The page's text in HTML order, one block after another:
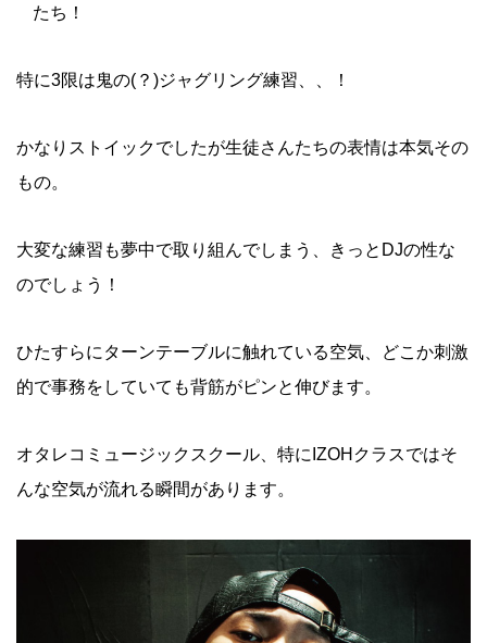
たち！
特に3限は鬼の(？)ジャグリング練習、、！
かなりストイックでしたが生徒さんたちの表情は本気その
もの。
大変な練習も夢中で取り組んでしまう、きっとDJの性な
のでしょう！
ひたすらにターンテーブルに触れている空気、どこか刺激
的で事務をしていても背筋がピンと伸びます。
オタレコミュージックスクール、特にIZOHクラスではそ
んな空気が流れる瞬間があります。